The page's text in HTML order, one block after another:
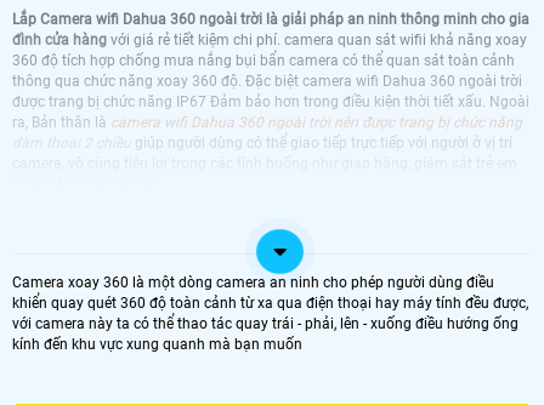
Lắp Camera wifi Dahua 360 ngoài trời là giải pháp an ninh thông minh cho gia
đình cửa hàng với giá rẻ tiết kiệm chi phí. camera quan sát wifii khả năng xoay
360 độ tích hợp chống mưa nắng bụi bẩn camera có thể quan sát toàn cảnh
thông qua chức năng xoay 360 độ. Đặc biệt camera wifi Dahua 360 ngoài trời
được trang bị chức năng IP67 Đảm bảo hơn trong điều kiện thời tiết xấu. Ngoài
ra, Bản thân là camera wifi Dahua 360 ngoài trời nên được trang bị chức năng
đàm thoại 2 chiều giúp người dùng có thể giao tiếp trực tiếp với người ở vị trí
CAMERA WIFI DAHUA 360 NGOÀI TRỜI
KBVISION GIÁ RẺ CHÂT LƯỢNG CAO
CAMERA WIFI DAHUA 360 NGOÀI TRỜI
HIKVISION NGOÀI TRỜI
CAMERA WIFI DAHUA 360 NGOÀI TRỜI LÁP
NGOÀI TRỜI
CAMERA WIFI DAHUA 360 NGOÀI TRỜI
EZVIZ NGOÀI TRỜI
CAMERA WIFI DAHUA 360 NGOÀI TRỜI
IMOU NGOÀI TRỜI
Camera xoay 360 là một dòng camera an ninh cho phép người dùng điều
khiển quay quét 360 độ toàn cảnh từ xa qua điện thoại hay máy tính đều được,
với camera này ta có thể thao tác quay trái - phải, lên - xuống điều hướng ống
kính đến khu vực xung quanh mà bạn muốn